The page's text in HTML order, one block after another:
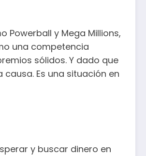
Powerball y Mega Millions,
una competencia
sólidos. Y dado que
Es una situación en
y buscar dinero en